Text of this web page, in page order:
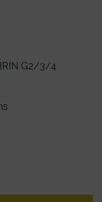
G2/3/4
G2/3/4 mängd